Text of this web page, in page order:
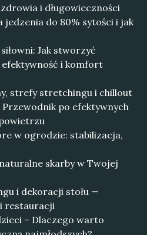
i długowieczności
do 80% sytości i jak
Jak stworzyć
i komfort
strefy stretchingu i chillout
po efektywnych
w ogrodzie: stabilizacja,
skarby w Twojej
i dekoracji stołu —
restauracji
– Dlaczego warto